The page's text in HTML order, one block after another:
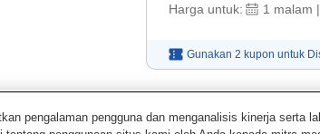
Harga untuk: 1 malam |
Gunakan 2 kupon untuk
pengalaman pengguna dan menganalisis kinerja serta